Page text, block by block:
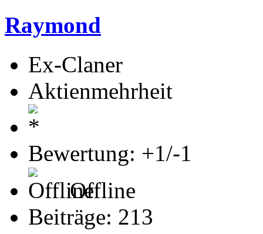
Raymond
Ex-Claner
Aktienmehrheit
Bewertung: +1/-1
Offline
Beiträge: 213